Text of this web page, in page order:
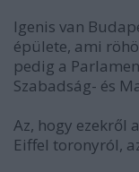
Igenis van
épülete, ami
pedig a
Szabadság- és
Az, hogy ezekről
Eiffel toronyról,